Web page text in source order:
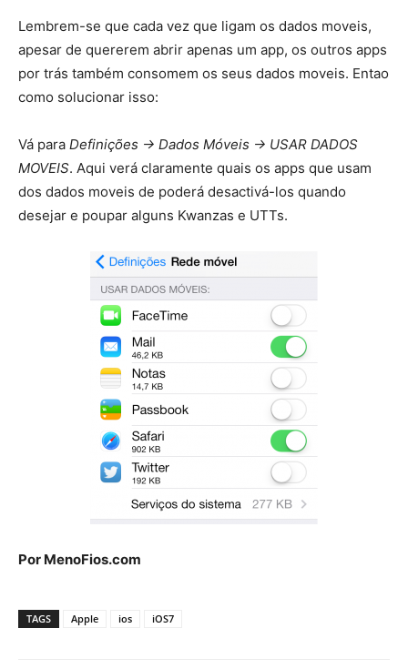
Lembrem-se que cada vez que ligam os dados moveis,
apesar de quererem abrir apenas um app, os outros apps
por trás também consomem os seus dados moveis. Entao
como solucionar isso:
Vá para Definições -> Dados Móveis -> USAR DADOS
MOVEIS. Aqui verá claramente quais os apps que usam
dos dados moveis de poderá desactivá-los quando
desejar e poupar alguns Kwanzas e UTTs.
Por MenoFios.com
TAGS Apple ios iOS7